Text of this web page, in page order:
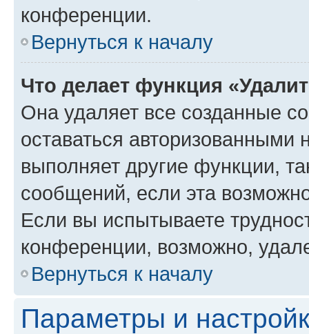
конференции.
Вернуться к началу
Что делает функция
Она удаляет все созданные
оставаться авторизованными
выполняет другие функции,
сообщений, если эта
Если вы испытываете
конференции, возможно,
Вернуться к началу
Параметры и